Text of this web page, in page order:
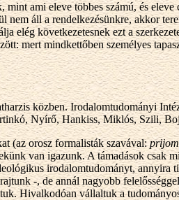
ami eleve többes számú, és
áll a rendelkezésünkre, akkor
következetesnek ezt a
mert mindkettőben személyes
közben. Irodalomtudományi
Nyírő, Hankiss, Miklós, Szili,
(az orosz formalisták szavával:prijom
van igazunk. A támadások csak
irodalomtudományt, annyira
-, de annál nagyobb
Hivalkodóan vállaltuk a